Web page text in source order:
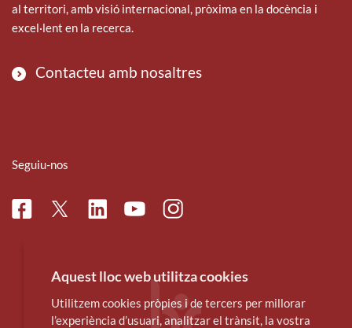
al territori, amb visió internacional, pròxima en la docència i
excel·lent en la recerca.
Contacteu amb nosaltres
Seguiu-nos
FacebookTwitterLinkedinYoutubeInstagram
Aquest lloc web utilitza cookies
Utilitzem cookies pròpies i de tercers per millorar
l’experiència d’usuari, analitzar el trànsit, la vostra